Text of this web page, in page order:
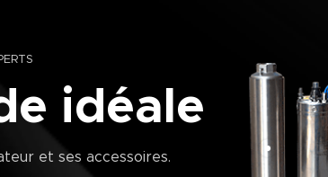
idéale
et ses accessoires.